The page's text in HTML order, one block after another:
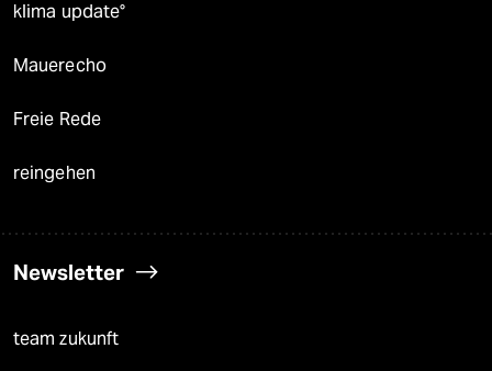
klima update°
Mauerecho
Freie Rede
reingehen
Newsletter
team zukunft